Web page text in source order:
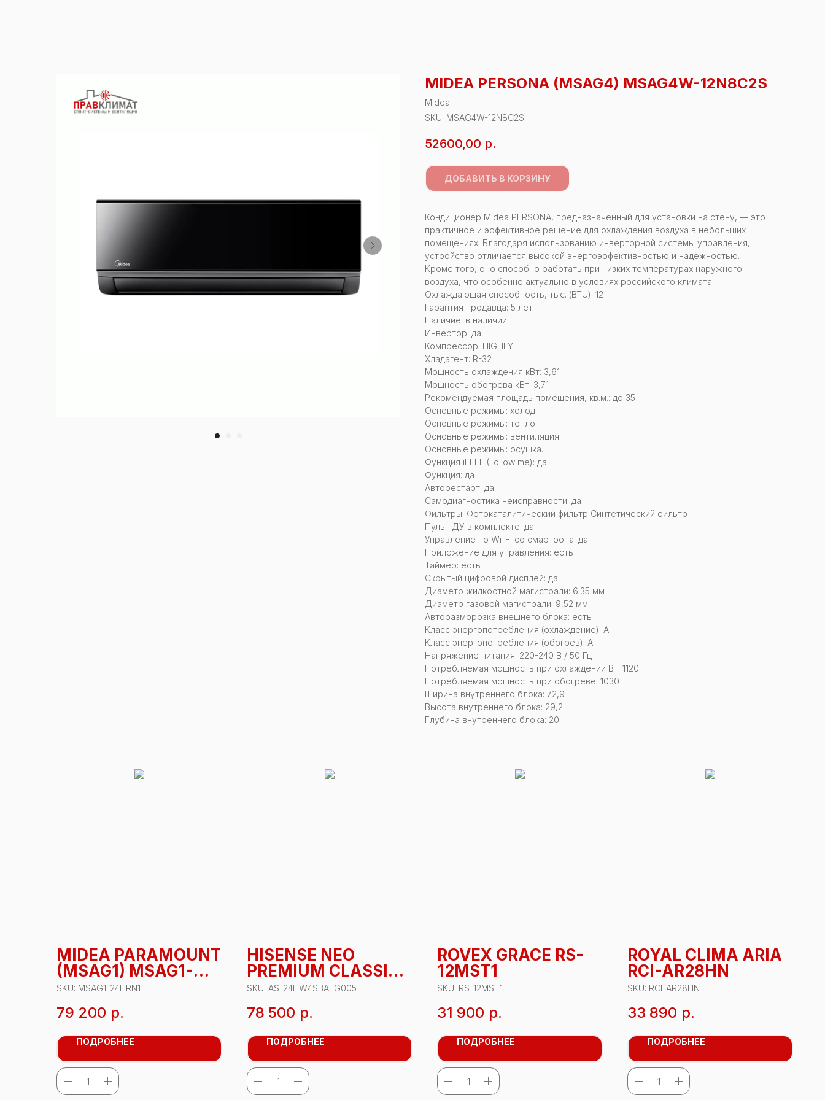
MIDEA PERSONA (MSAG4) MSAG4W-12N8C2S
Midea
SKU: MSAG4W-12N8C2S
52600,00 р.
ДОБАВИТЬ В КОРЗИНУ
Кондиционер Midea PERSONA, предназначенный для установки на стену, — это
практичное и эффективное решение для охлаждения воздуха в небольших
помещениях. Благодаря использованию инверторной системы управления,
устройство отличается высокой энергоэффективностью и надёжностью.
Кроме того, оно способно работать при низких температурах наружного
воздуха, что особенно актуально в условиях российского климата.
Охлаждающая способность, тыс. (BTU): 12
Гарантия продавца: 5 лет
Наличие: в наличии
Инвертор: да
Компрессор: HIGHLY
Хладагент: R-32
Мощность охлаждения кВт: 3,61
Мощность обогрева кВт: 3,71
Рекомендуемая площадь помещения, кв.м.: до 35
Основные режимы: холод
Основные режимы: тепло
Основные режимы: вентиляция
Основные режимы: осушка.
Функция iFEEL (Follow me): да
Функция: да
Авторестарт: да
Самодиагностика неисправности: да
Фильтры: Фотокаталитический фильтр Синтетический фильтр
Пульт ДУ в комплекте: да
Управление по Wi-Fi со смартфона: да
Приложение для управления: есть
Таймер: есть
Скрытый цифровой дисплей: да
Диаметр жидкостной магистрали: 6.35 мм
Диаметр газовой магистрали: 9,52 мм
Авторазморозка внешнего блока: есть
Класс энергопотребления (охлаждение): А
Класс энергопотребления (обогрев): А
Напряжение питания: 220-240 В / 50 Гц
Потребляемая мощность при охлаждении Вт: 1120
Потребляемая мощность при обогреве: 1030
Ширина внутреннего блока: 72,9
Высота внутреннего блока: 29,2
Глубина внутреннего блока: 20
MIDEA PARAMOUNT
(MSAG1) MSAG1-
24HRN1
SKU: MSAG1-24HRN1
79 200 р.
ПОДРОБНЕЕ
HISENSE NEO
PREMIUM CLASSIC
A AS-
24HW4SBATG005
SKU: AS-24HW4SBATG005
78 500 р.
ПОДРОБНЕЕ
ROVEX GRACE RS-
12MST1
SKU: RS-12MST1
31 900 р.
ПОДРОБНЕЕ
ROYAL CLIMA ARIA
RCI-AR28HN
SKU: RCI-AR28HN
33 890 р.
ПОДРОБНЕЕ